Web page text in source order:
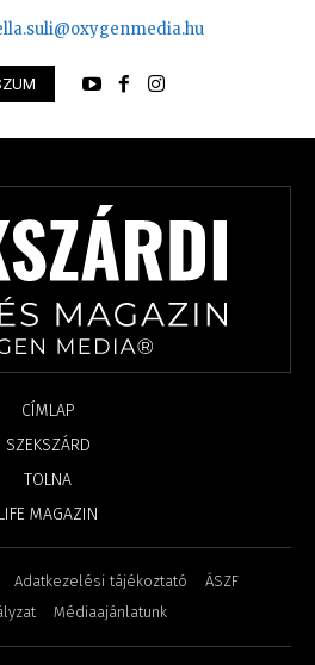
CÍMLAP
SZEKSZÁRD
TOLNA
LIFE MAGAZIN
Adatkezelési tájékoztató
ÁSZF
Médiaajánlatunk